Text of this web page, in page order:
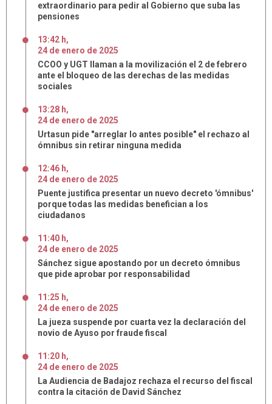
extraordinario para pedir al Gobierno que suba las
pensiones
13:42 h,
24 de enero de 2025
CCOO y UGT llaman a la movilización el 2 de febrero
ante el bloqueo de las derechas de las medidas
sociales
13:28 h,
24 de enero de 2025
Urtasun pide "arreglar lo antes posible" el rechazo al
ómnibus sin retirar ninguna medida
12:46 h,
24 de enero de 2025
Puente justifica presentar un nuevo decreto 'ómnibus'
porque todas las medidas benefician a los
ciudadanos
11:40 h,
24 de enero de 2025
Sánchez sigue apostando por un decreto ómnibus
que pide aprobar por responsabilidad
11:25 h,
24 de enero de 2025
La jueza suspende por cuarta vez la declaración del
novio de Ayuso por fraude fiscal
11:20 h,
24 de enero de 2025
La Audiencia de Badajoz rechaza el recurso del fiscal
contra la citación de David Sánchez